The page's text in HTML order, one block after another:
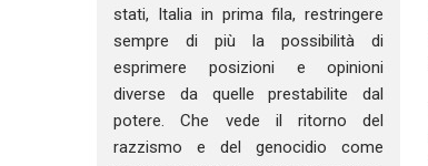
stati, Italia in prima fila, restringere
sempre di più la possibilità di
esprimere posizioni e opinioni
diverse da quelle prestabilite dal
potere. Che vede il ritorno del
razzismo e del genocidio come